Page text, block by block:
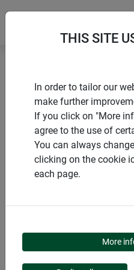
Accueil Accessoires de
PRODUITS
Z3
THIS SITE
In order to tailor our
make further
If you click on "More
agree to the use of
You can always
clicking on the cookie
each page.
More